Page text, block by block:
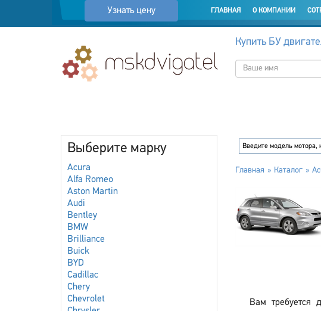
Узнать цену ГЛАВНАЯ О КОМПАНИИ
Купить БУ
Выберите марку
Acura
Alfa Romeo
Aston Martin
Audi
Bentley
BMW
Brilliance
Buick
BYD
Cadillac
Chery
Chevrolet
Главная Каталог
Вам требуется